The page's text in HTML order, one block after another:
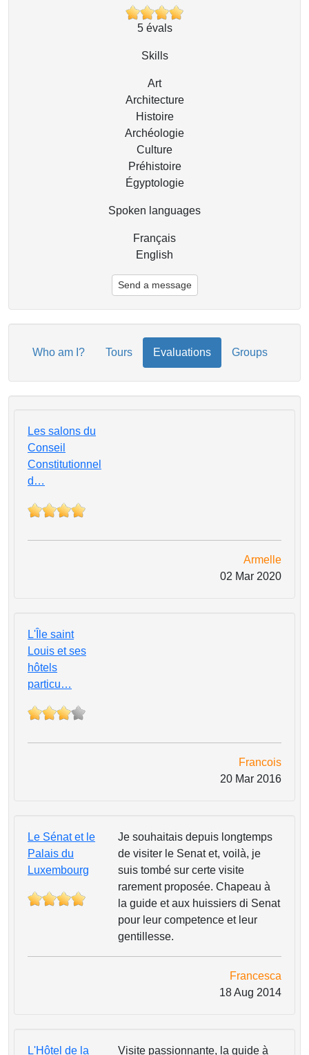
5évals
Skills
Art
Architecture
Histoire
Archéologie
Culture
Préhistoire
Égyptologie
Spoken languages
Français
English
Send a message
Who am I? Tours Evaluations Groups
Les salons du
Conseil
Constitutionnel
d…
Armelle
02 Mar 2020
L'Île saint
Louis et ses
hôtels
particu…
Francois
20 Mar 2016
Le Sénat et le
Palais du
Luxembourg
Je souhaitais depuis longtemps
de visiter le Senat et, voilà, je
suis tombé sur certe visite
rarement proposée. Chapeau à
la guide et aux huissiers di Senat
pour leur competence et leur
gentillesse.
Francesca
18 Aug 2014
L'Hôtel de la Visite passionnante, la guide à